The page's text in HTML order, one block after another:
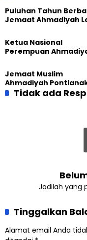
Puluhan Tahun
Jemaat Ahmadiyah
Sembako kepada
Ketua Nasional
Perempuan
Besar Universitas
Terbuka
Jemaat Muslim
Ahmadiyah
dan Gereja Katedral
Perkuat Kolaborasi
Tidak ada
Jadilah yang
Tinggalkan
Alamat email Anda